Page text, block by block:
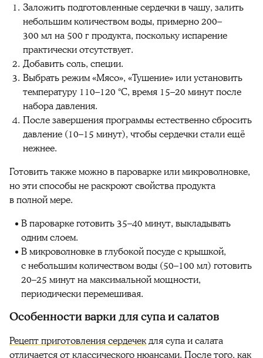
Заложить подготовленные сердечки в чашу, залить
небольшим количеством воды, примерно 200–
300 мл на 500 г продукта, поскольку испарение
практически отсутствует.
Добавить соль, специи.
Выбрать режим «Мясо», «Тушение» или установить
температуру 110–120 °C, время 15–20 минут после
набора давления.
После завершения программы естественно сбросить
давление (10–15 минут), чтобы сердечки стали ещё
нежнее.
Готовить также можно в пароварке или микроволновке,
но эти способы не раскроют свойства продукта
в полной мере.
В пароварке готовить 35–40 минут, выкладывать
одним слоем.
В микроволновке в глубокой посуде с крышкой,
с небольшим количеством воды (50–100 мл) готовить
20–25 минут на максимальной мощности,
периодически перемешивая.
Особенности варки для супа и салатов
Рецепт приготовления сердечекдля супа и салата